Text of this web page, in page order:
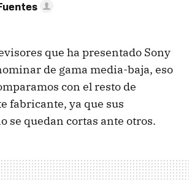
que ha presentado Sony
de gama media-baja, eso
con el resto de
fabricante, ya que sus
se quedan cortas ante otros.